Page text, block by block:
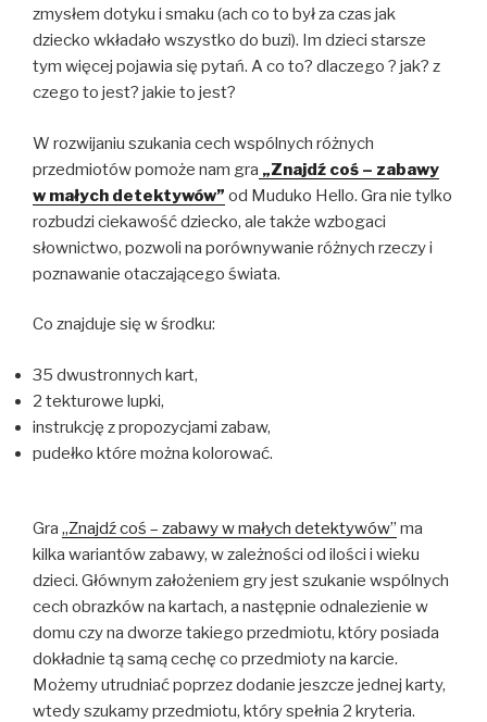
zmysłem dotyku i smaku (ach co to był za czas jak
dziecko wkładało wszystko do buzi). Im dzieci starsze
tym więcej pojawia się pytań. A co to? dlaczego ? jak? z
czego to jest? jakie to jest?
W rozwijaniu szukania cech wspólnych różnych
przedmiotów pomoże nam gra „Znajdź coś – zabawy
w małych detektywów” od Muduko Hello. Gra nie tylko
rozbudzi ciekawość dziecko, ale także wzbogaci
słownictwo, pozwoli na porównywanie różnych rzeczy i
poznawanie otaczającego świata.
Co znajduje się w środku:
35 dwustronnych kart,
2 tekturowe lupki,
instrukcję z propozycjami zabaw,
pudełko które można kolorować.
Gra „Znajdź coś – zabawy w małych detektywów” ma
kilka wariantów zabawy, w zależności od ilości i wieku
dzieci. Głównym założeniem gry jest szukanie wspólnych
cech obrazków na kartach, a następnie odnalezienie w
domu czy na dworze takiego przedmiotu, który posiada
dokładnie tą samą cechę co przedmioty na karcie.
Możemy utrudniać poprzez dodanie jeszcze jednej karty,
wtedy szukamy przedmiotu, który spełnia 2 kryteria.